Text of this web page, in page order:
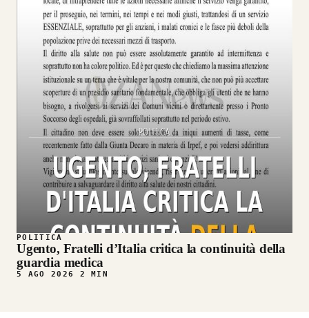
POLITICA
Ugento, Fratelli d’Italia critica la continuità della
guardia medica
5 AGO 2026 2 MIN